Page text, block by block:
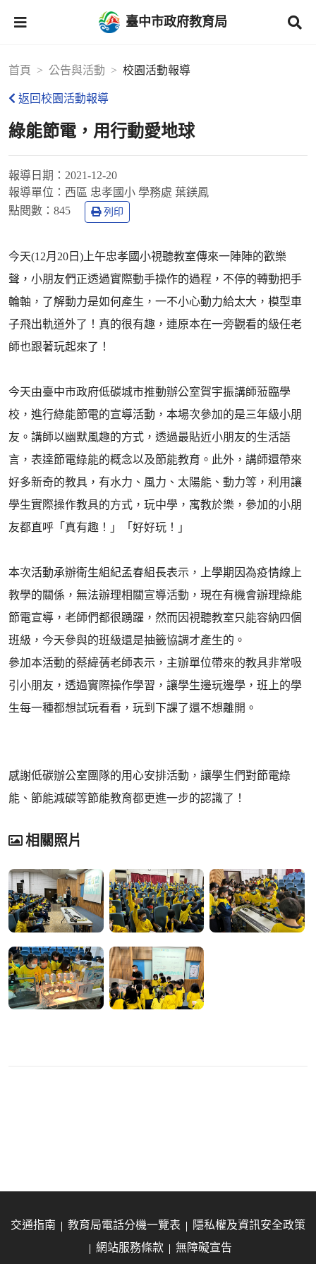
臺中市政府教育局
首頁 公告與活動 校園活動報導
返回校園活動報導
綠能節電，用行動愛地球
報導日期： 2021-12-20
報導單位： 西區 忠孝國小 學務處 葉鎂鳳
點閱數： 845 列印
今天(12月20日)上午忠孝國小視聽教室傳來一陣陣的歡樂
聲，小朋友們正透過實際動手操作的過程，不停的轉動把手
輪軸，了解動力是如何產生，一不小心動力給太大，模型車
子飛出軌道外了！真的很有趣，連原本在一旁觀看的級任老
師也跟著玩起來了！
今天由臺中市政府低碳城市推動辦公室賀宇振講師蒞臨學
校，進行綠能節電的宣導活動，本場次參加的是三年級小朋
友。講師以幽默風趣的方式，透過最貼近小朋友的生活語
言，表達節電綠能的概念以及節能教育。此外，講師還帶來
好多新奇的教具，有水力、風力、太陽能、動力等，利用讓
學生實際操作教具的方式，玩中學，寓教於樂，參加的小朋
友都直呼「真有趣！」「好好玩！」
本次活動承辦衛生組紀孟春組長表示，上學期因為疫情線上
教學的關係，無法辦理相關宣導活動，現在有機會辦理綠能
節電宣導，老師們都很踴躍，然而因視聽教室只能容納四個
班級，今天參與的班級還是抽籤協調才產生的。
參加本活動的蔡緯蒨老師表示，主辦單位帶來的教具非常吸
引小朋友，透過實際操作學習，讓學生邊玩邊學，班上的學
生每一種都想試玩看看，玩到下課了還不想離開。
感謝低碳辦公室團隊的用心安排活動，讓學生們對節電綠
能、節能減碳等節能教育都更進一步的認識了！
相關照片
交通指南 教育局電話分機一覽表
隱私權及資訊安全政策
網站服務條款
無障礙宣告